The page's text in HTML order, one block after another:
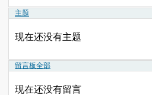
主题
现在还没有主题
留言板全部
现在还没有留言